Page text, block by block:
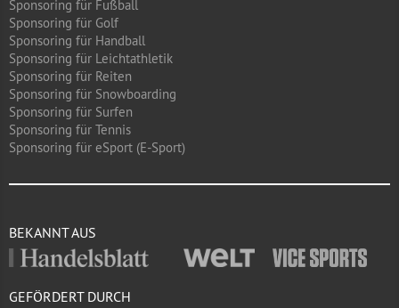
Sponsoring für Fußball
Sponsoring für Golf
Sponsoring für Handball
Sponsoring für Leichtathletik
Sponsoring für Reiten
Sponsoring für Snowboarding
Sponsoring für Surfen
Sponsoring für Tennis
Sponsoring für eSport (E-Sport)
BEKANNT AUS
GEFÖRDERT DURCH